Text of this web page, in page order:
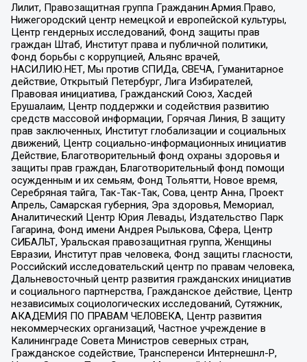
Лилит, Правозащитная группа Гражданин.Армия.Право,
Нижегородский центр немецкой и европейской культуры,
Центр гендерных исследований, Фонд защиты прав
граждан Штаб, Институт права и публичной политики,
Фонд борьбы с коррупцией, Альянс врачей,
НАСИЛИЮ.НЕТ, Мы против СПИДа, СВЕЧА, Гуманитарное
действие, Открытый Петербург, Лига Избирателей,
Правовая инициатива, Гражданский Союз, Хасдей
Ерушалаим, Центр поддержки и содействия развитию
средств массовой информации, Горячая Линия, В защиту
прав заключенных, Институт глобализации и социальных
движений, Центр социально-информационных инициатив
Действие, Благотворительный фонд охраны здоровья и
защиты прав граждан, Благотворительный фонд помощи
осужденным и их семьям, Фонд Тольятти, Новое время,
Серебряная тайга, Так-Так-Так, Сова, центр Анна, Проект
Апрель, Самарская губерния, Эра здоровья, Мемориал,
Аналитический Центр Юрия Левады, Издательство Парк
Гагарина, Фонд имени Андрея Рылькова, Сфера, Центр
СИБАЛЬТ, Уральская правозащитная группа, Женщины
Евразии, Институт прав человека, Фонд защиты гласности,
Российский исследовательский центр по правам человека,
Дальневосточный центр развития гражданских инициатив
и социального партнерства, Гражданское действие, Центр
независимых социологических исследований, Сутяжник,
АКАДЕМИЯ ПО ПРАВАМ ЧЕЛОВЕКА, Центр развития
некоммерческих организаций, Частное учреждение в
Калининграде Совета Министров северных стран,
Гражданское содействие, Трансперенси Интернешнл-Р,